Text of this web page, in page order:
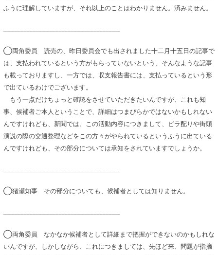
ふうに理解していますが、それ以上のことはわかりません。済みません。
◯両角委員 読売の、昨日委員会でも出されました十二月十五日の記事で
は、支払われているという方がもらっていないという、そんなような記事
も載っておりますし、一方では、収支報告書には、支払っているという形
で出ているわけでございます。
もう一点だけちょっと確認をさせていただきたいんですが、これも知
事、候補者ご本人ということで、詳細はつまびらかではないかもしれない
んですけれども、新聞では、この活動内容につきまして、ビラ配りや街頭
演説の際の交通整理などをこの方々がやられているというふうに出ている
んですけれども、その部分については承知をされていますでしょうか。
◯猪瀬知事 その部分についても、候補者としては知りません。
◯両角委員 なかなか候補者として詳細まで把握ができないのかもしれな
いんですが、しかしながら、これにつきましては、先ほど来、問題が指摘